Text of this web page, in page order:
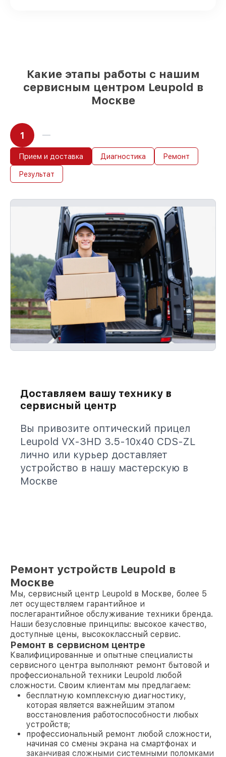
Какие этапы работы с нашим
сервисным центром Leupold в
Москве
1
Прием и доставка Диагностика Ремонт
Результат
Доставляем вашу технику в
сервисный центр
Вы привозите оптический прицел
Leupold VX-3HD 3.5-10x40 CDS-ZL
лично или курьер доставляет
устройство в нашу мастерскую в
Москве
Ремонт устройств Leupold в
Москве
Мы, сервисный центр Leupold в Москве, более 5
лет осуществляем гарантийное и
послегарантийное обслуживание техники бренда.
Наши безусловные принципы: высокое качество,
доступные цены, высококлассный сервис.
Ремонт в сервисном центре
Квалифицированные и опытные специалисты
сервисного центра выполняют ремонт бытовой и
профессиональной техники Leupold любой
сложности. Своим клиентам мы предлагаем:
бесплатную комплексную диагностику,
которая является важнейшим этапом
восстановления работоспособности любых
устройств;
профессиональный ремонт любой сложности,
начиная со смены экрана на смартфонах и
заканчивая сложными системными поломками